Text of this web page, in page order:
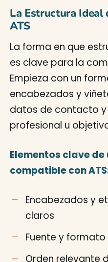
La Estructura Ideal
ATS
La forma en que
es clave para la
Empieza con un
encabezados y
datos de contacto y
profesional u
Elementos clave
compatible con
Encabezados y
claros
Fuente y
Orden relevante